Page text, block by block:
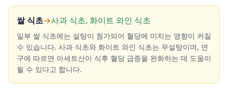
쌀 식초→사과 식초, 화이트 와인 식초
일부 쌀 식초에는 설탕이 첨가되어 혈당에 미치는 영향이 커질
수 있습니다. 사과 식초와 화이트 와인 식초는 무설탕이며, 연
구에 따르면 아세트산이 식후 혈당 급증을 완화하는 데 도움이
될 수 있다고 합니다.